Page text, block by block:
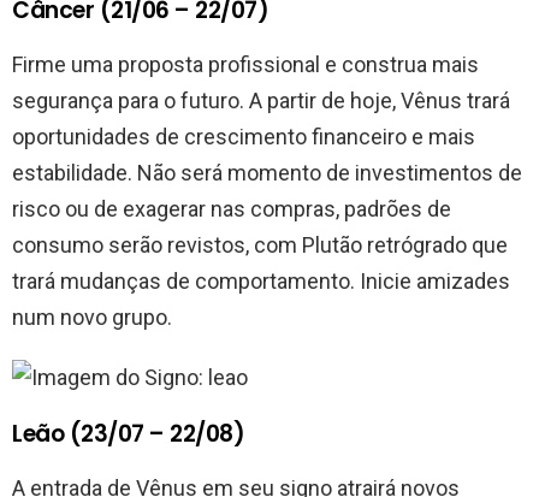
Câncer (21/06 – 22/07)
Firme uma proposta profissional e construa mais
segurança para o futuro. A partir de hoje, Vênus trará
oportunidades de crescimento financeiro e mais
estabilidade. Não será momento de investimentos de
risco ou de exagerar nas compras, padrões de
consumo serão revistos, com Plutão retrógrado que
trará mudanças de comportamento. Inicie amizades
num novo grupo.
Leão (23/07 – 22/08)
A entrada de Vênus em seu signo atrairá novos